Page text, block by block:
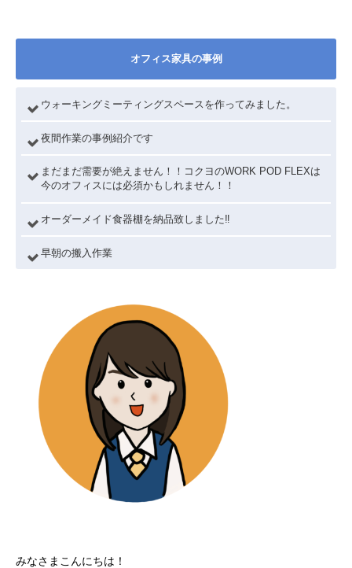
オフィス家具の事例
ウォーキングミーティングスペースを作ってみました。
夜間作業の事例紹介です
まだまだ需要が絶えません！！コクヨのWORK POD FLEXは
今のオフィスには必須かもしれません！！
オーダーメイド食器棚を納品致しました‼
早朝の搬入作業
みなさまこんにちは！